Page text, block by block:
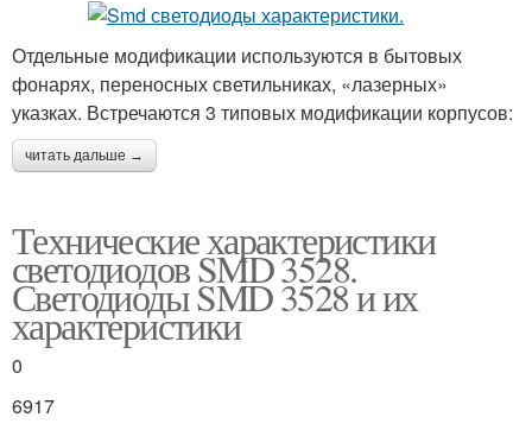
Отдельные модификации используются в бытовых
фонарях, переносных светильниках, «лазерных»
указках. Встречаются 3 типовых модификации корпусов:
читать дальше →
Технические характеристики
светодиодов SMD 3528.
Светодиоды SMD 3528 и их
характеристики
0
6917